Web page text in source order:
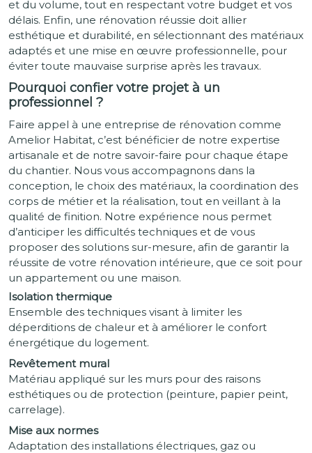
et du volume, tout en respectant votre budget et vos
délais. Enfin, une rénovation réussie doit allier
esthétique et durabilité, en sélectionnant des matériaux
adaptés et une mise en œuvre professionnelle, pour
éviter toute mauvaise surprise après les travaux.
Pourquoi confier votre projet à un
professionnel ?
Faire appel à une entreprise de rénovation comme
Amelior Habitat, c’est bénéficier de notre expertise
artisanale et de notre savoir-faire pour chaque étape
du chantier. Nous vous accompagnons dans la
conception, le choix des matériaux, la coordination des
corps de métier et la réalisation, tout en veillant à la
qualité de finition. Notre expérience nous permet
d’anticiper les difficultés techniques et de vous
proposer des solutions sur-mesure, afin de garantir la
réussite de votre rénovation intérieure, que ce soit pour
un appartement ou une maison.
Isolation thermique
Ensemble des techniques visant à limiter les
déperditions de chaleur et à améliorer le confort
énergétique du logement.
Revêtement mural
Matériau appliqué sur les murs pour des raisons
esthétiques ou de protection (peinture, papier peint,
carrelage).
Mise aux normes
Adaptation des installations électriques, gaz ou